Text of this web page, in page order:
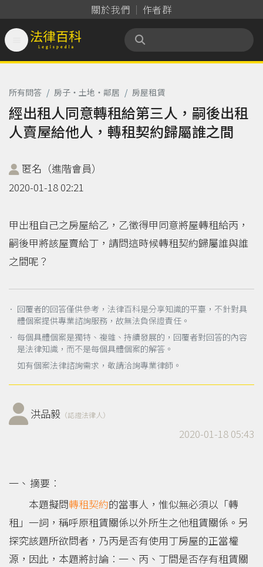
關於我們 作者群
法律百科 Legispedia
所有問答 / 房子‧土地‧鄰居 / 房屋租賃
經出租人同意轉租給第三人，嗣後出租
人賣屋給他人，轉租契約歸屬誰之間
匿名（進階會員）
2020-01-18 02:21
甲出租自己之房屋給乙，乙徵得甲同意將屋轉租給丙，
嗣後甲將該屋賣給丁，請問這時候轉租契約歸屬誰與誰
之間呢？
． 回覆者的回答僅供參考，法律百科是分享知識的平臺，不針對具
體個案提供專業諮詢服務，故無法負保證責任。
． 每個具體個案是獨特、複雜、持續發展的，回覆者對回答的內容
是法律知識，而不是每個具體個案的解答。
如有個案法律諮詢需求，敬請洽詢專業律師。
洪品毅 （認證法律人）
2020-01-18 05:43
摘要︰
本題擬問轉租契約的當事人，惟似無必須以「轉
租」一詞，稱呼原租賃關係以外所生之他租賃關係。另
探究該題所欲問者，乃丙是否有使用丁房屋的正當權
源，因此，本題將討論︰一、丙、丁間是否存有租賃關